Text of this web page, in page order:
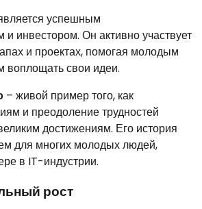
успешным
инвестором. Он активно участвует
и проектах, помогая молодым
воплощать свои идеи.
– живой пример того, как
и преодоление трудностей
достижениям. Его история
для многих молодых людей,
в IT-индустрии.
рост